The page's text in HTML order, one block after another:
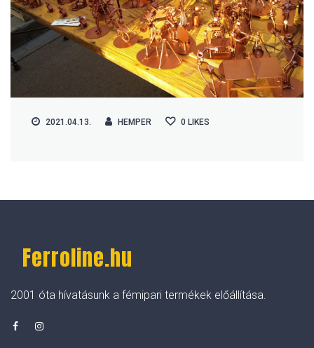
2021.04.13. HEMPER 0 LIKES
Ferroline.hu
2001 óta hívatásunk a fémipari termékek előállítása.